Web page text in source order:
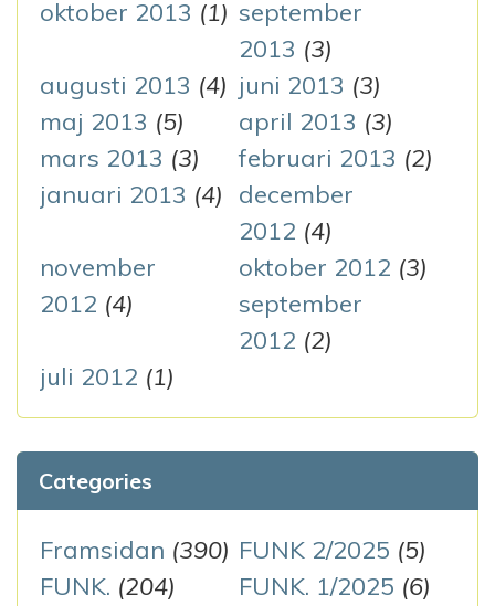
oktober 2013 (1) september
2013 (3)
augusti 2013 (4) juni 2013 (3)
maj 2013 (5) april 2013 (3)
mars 2013 (3) februari 2013 (2)
januari 2013 (4)
december
2012 (4)
november
2012 (4)
oktober 2012 (3)
september
2012 (2)
juli 2012 (1)
Categories
Framsidan (390) FUNK 2/2025 (5)
FUNK. (204)
FUNK. 1/2025 (6)